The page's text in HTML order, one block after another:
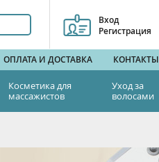
Вход
Регистрация
ОПЛАТА И ДОСТАВКА КОНТАКТЫ
Косметика для
массажистов
Уход за
волосами